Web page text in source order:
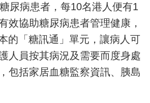
尿病患者，每10名港人便有1
效協助糖尿病患者管理健康，
的「糖訊通」單元，讓病人可
人員按其病況及需要而度身處
包括家居血糖監察資訊、胰島